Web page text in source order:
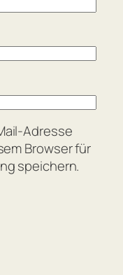
Adresse
Browser für
speichern.